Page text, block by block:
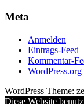
Meta
Anmelden
Eintrags-Feed
Kommentar-
WordPress.org
WordPress Theme:
Diese Website